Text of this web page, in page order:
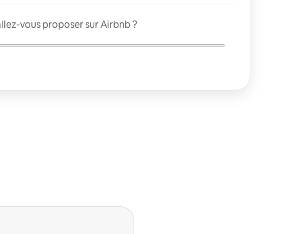
vous proposer sur Airbnb ?